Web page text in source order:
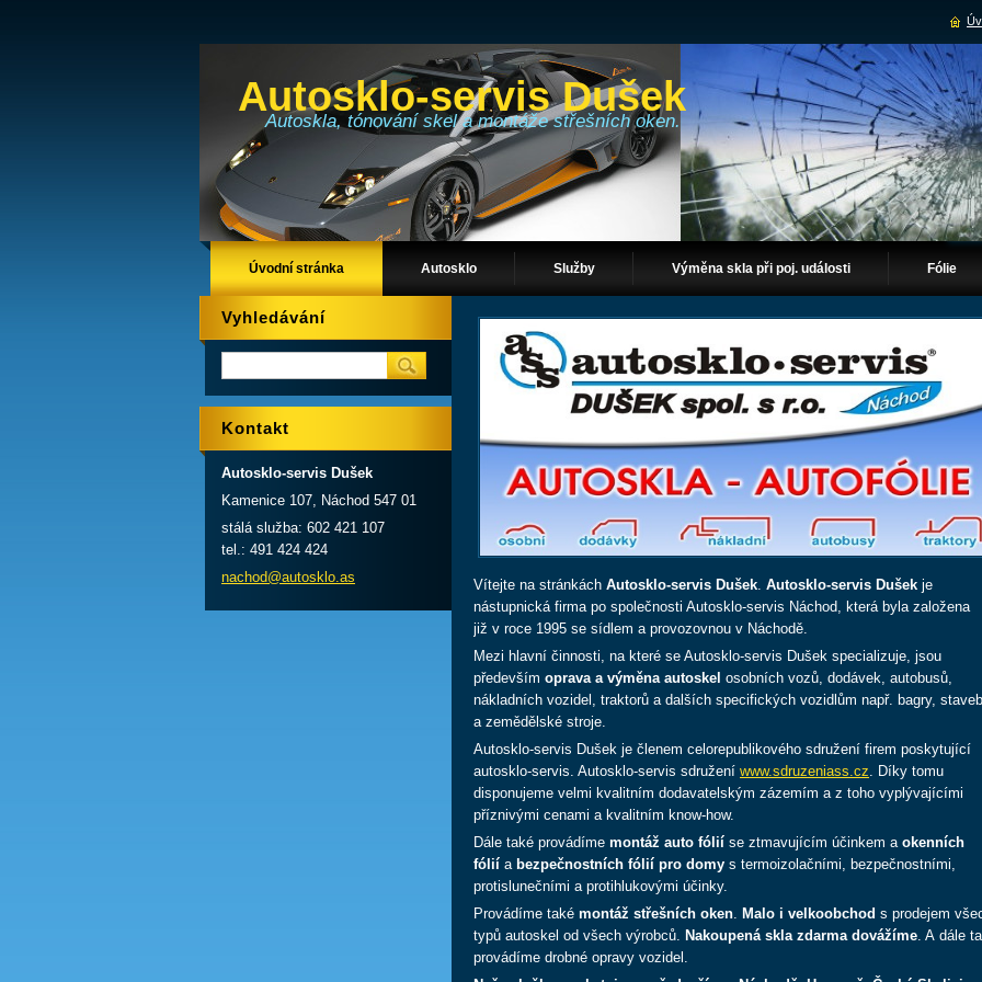
Autosklo-servis Dušek
Autoskla, tónování skel a montáže střešních oken.
Úvodní stránka Autosklo Služby Výměna skla při poj. události Fólie
Vítejte na stránkách Autosklo-servis Dušek. Autosklo-servis Dušek je
nástupnická firma po společnosti Autosklo-servis Náchod, která byla založena
již v roce 1995 se sídlem a provozovnou v Náchodě.
Mezi hlavní činnosti, na které se Autosklo-servis Dušek specializuje, jsou
především oprava a výměna autoskel osobních vozů, dodávek, autobusů,
nákladních vozidel, traktorů a dalších specifických vozidlům např. bagry,
a zemědělské stroje.
Autosklo-servis Dušek je členem celorepublikového sdružení firem poskytující
autosklo-servis. Autosklo-servis sdružení www.sdruzeniass.cz. Díky tomu
disponujeme velmi kvalitním dodavatelským zázemím a z toho vyplývajícími
příznivými cenami a kvalitním know-how.
Dále také provádíme montáž auto fólií se ztmavujícím účinkem aokenních
fólií a bezpečnostních fólií pro domy s termoizolačními, bezpečnostními,
protislunečními a protihlukovými účinky.
Provádíme také montáž střešních oken. Malo i velkoobchod s prodejem
typů autoskel od všech výrobců. Nakoupená skla zdarma dovážíme. A dále
provádíme drobné opravy vozidel.
Vyhledávání
Kontakt
Autosklo-servis Dušek
Kamenice 107, Náchod 547 01
stálá služba: 602 421 107
tel.: 491 424 424
nachod@autosklo.as